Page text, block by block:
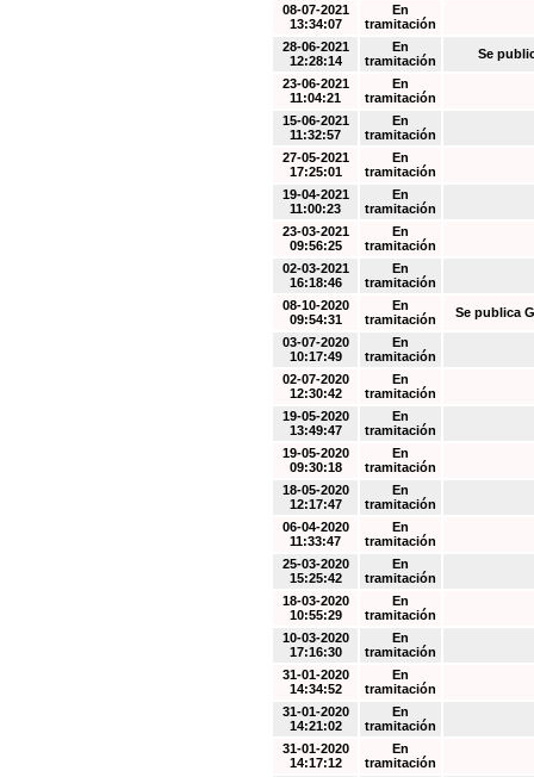
08-07-2021
13:34:07
En
tramitación
28-06-2021
12:28:14
En
tramitación
Se
23-06-2021
11:04:21
En
tramitación
15-06-2021
11:32:57
En
tramitación
27-05-2021
17:25:01
En
tramitación
19-04-2021
11:00:23
En
tramitación
23-03-2021
09:56:25
En
tramitación
02-03-2021
16:18:46
En
tramitación
08-10-2020
09:54:31
En
tramitación
Se publica
03-07-2020
10:17:49
En
tramitación
02-07-2020
12:30:42
En
tramitación
19-05-2020
13:49:47
En
tramitación
19-05-2020
09:30:18
En
tramitación
18-05-2020
12:17:47
En
tramitación
06-04-2020
11:33:47
En
tramitación
25-03-2020
15:25:42
En
tramitación
18-03-2020
10:55:29
En
tramitación
10-03-2020
17:16:30
En
tramitación
31-01-2020
14:34:52
En
tramitación
31-01-2020
14:21:02
En
tramitación
31-01-2020
14:17:12
En
tramitación